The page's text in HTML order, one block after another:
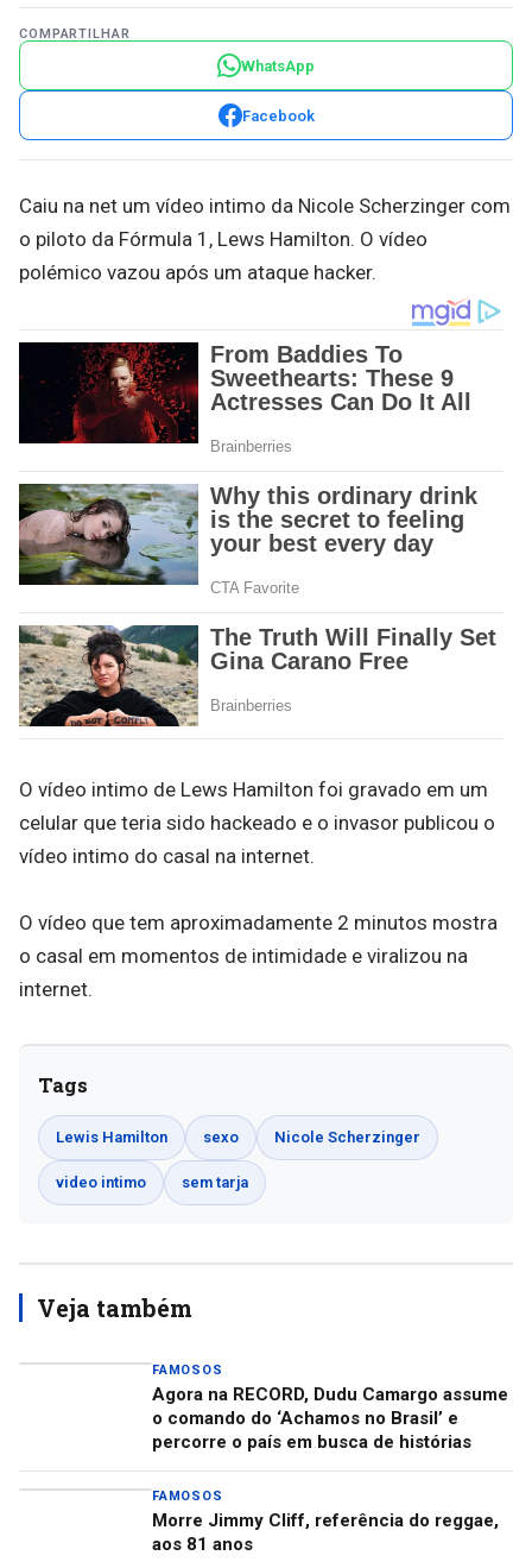
COMPARTILHAR
WhatsApp
Facebook
Caiu na net um vídeo intimo da Nicole Scherzinger com
o piloto da Fórmula 1, Lews Hamilton. O vídeo
polémico vazou após um ataque hacker.
O vídeo intimo de Lews Hamilton foi gravado em um
celular que teria sido hackeado e o invasor publicou o
vídeo intimo do casal na internet.
O vídeo que tem aproximadamente 2 minutos mostra
o casal em momentos de intimidade e viralizou na
internet.
Tags
Lewis Hamilton sexo Nicole Scherzinger
video intimo sem tarja
Veja também
FAMOSOS
Agora na RECORD, Dudu Camargo assume
o comando do ‘Achamos no Brasil’ e
percorre o país em busca de histórias
FAMOSOS
Morre Jimmy Cliff, referência do reggae,
aos 81 anos